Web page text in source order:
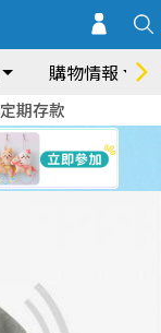
購物情報
定期存款